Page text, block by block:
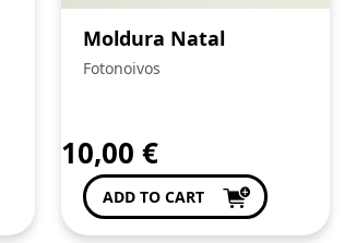
Moldura Natal
Fotonoivos
10,00€
ADD TO CART